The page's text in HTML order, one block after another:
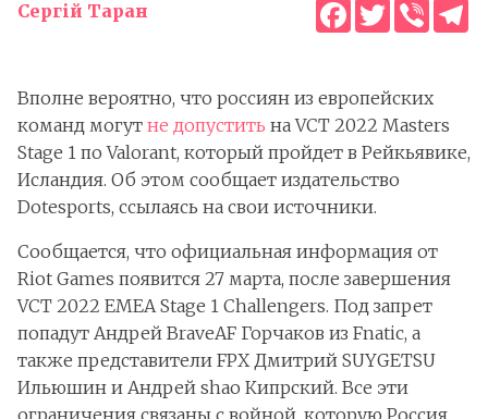
Сергій Таран Facebook
TwitterViber
Вполне вероятно, что россиян из европейских
команд могут не допустить на VCT 2022 Masters
Stage 1 по Valorant, который пройдет в Рейкьявике,
Исландия. Об этом сообщает издательство
Dotesports, ссылаясь на свои источники.
Сообщается, что официальная информация от
Riot Games появится 27 марта, после завершения
VCT 2022 EMEA Stage 1 Challengers. Под запрет
попадут Андрей BraveAF Горчаков из Fnatic, а
также представители FPX Дмитрий SUYGETSU
Ильюшин и Андрей shao Кипрский. Все эти